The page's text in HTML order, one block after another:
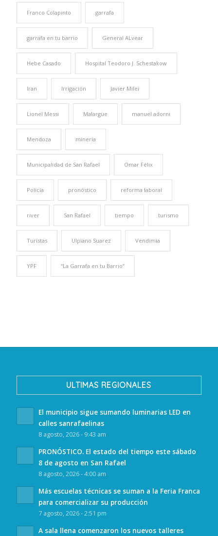
Franco Colapinto garrafa
garrafa en tu barrio General ALvear
Hebe Casado Hospital Teodoro J. Schestakow
Iran Irrigación Javier Milei
Lionel Messi Malargüe manuel adorni
Mendoza minería
Municipalidad de San Rafael Omar Félix
Policía pronóstico reforma laboral
river San Rafael tiempo turismo
Turistas Ulpiano Suarez Vendimia
YPF “La Garrafa en tu Barrio”
ULTIMAS REGIONALES
El municipio sigue sumando luminarias LED en
calles sanrafaelinas
8 agosto, 2026 - 9:43 am
PRONÓSTICO. El estado del tiempo este sábado
8 de agosto en San Rafael
8 agosto, 2026 - 4:00 am
Más escuelas técnicas se suman a la Feria Franca
para comercializar su producción
7 agosto, 2026 - 2:51 pm
A sala llena comenzaron los nuevos talleres